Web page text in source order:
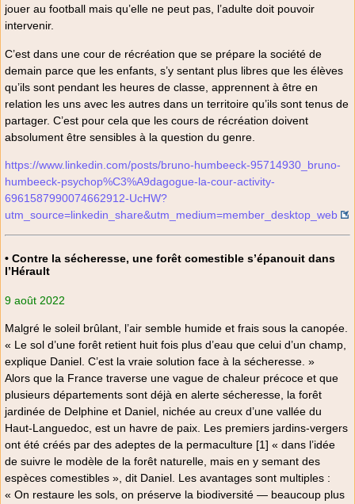
jouer au football mais qu’elle ne peut pas, l’adulte doit pouvoir
intervenir.
C’est dans une cour de récréation que se prépare la société de
demain parce que les enfants, s’y sentant plus libres que les élèves
qu’ils sont pendant les heures de classe, apprennent à être en
relation les uns avec les autres dans un territoire qu’ils sont tenus de
partager. C’est pour cela que les cours de récréation doivent
absolument être sensibles à la question du genre.
https://www.linkedin.com/posts/bruno-humbeeck-95714930_bruno-
humbeeck-psychop%C3%A9dagogue-la-cour-activity-
6961587990074662912-UcHW?
utm_source=linkedin_share&utm_medium=member_desktop_web
• Contre la sécheresse, une forêt comestible s’épanouit dans
l’Hérault
9 août 2022
Malgré le soleil brûlant, l’air semble humide et frais sous la canopée.
« Le sol d’une forêt retient huit fois plus d’eau que celui d’un champ,
explique Daniel. C’est la vraie solution face à la sécheresse. »
Alors que la France traverse une vague de chaleur précoce et que
plusieurs départements sont déjà en alerte sécheresse, la forêt
jardinée de Delphine et Daniel, nichée au creux d’une vallée du
Haut-Languedoc, est un havre de paix. Les premiers jardins-vergers
ont été créés par des adeptes de la permaculture [1] « dans l’idée
de suivre le modèle de la forêt naturelle, mais en y semant des
espèces comestibles », dit Daniel. Les avantages sont multiples :
« On restaure les sols, on préserve la biodiversité — beaucoup plus